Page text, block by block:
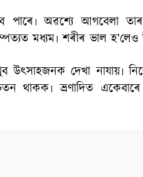
পাৰে৷ অৱশ্যে আগবেলা
মধ্যম৷ শৰীৰ ভাল হ’লেও
উৎসাহজনক দেখা নাযায়৷
থাকক৷ ভ্রণাদিত একেবাৰে